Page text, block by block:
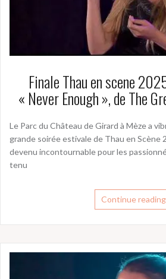
Finale Thau en scene
« Never Enough », de The
Le Parc du Château de Girard à Mèze a
grande soirée estivale de Thau en Scène
devenu incontournable pour les
tenu
Continue reading